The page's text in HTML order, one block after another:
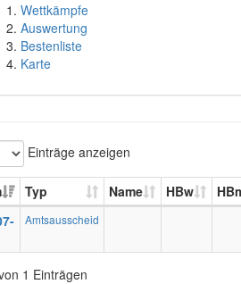
Wettkämpfe
Auswertung
Bestenliste
Karte
Einträge anzeigen
Typ Name HBw
Amtsausscheid
1 Einträgen